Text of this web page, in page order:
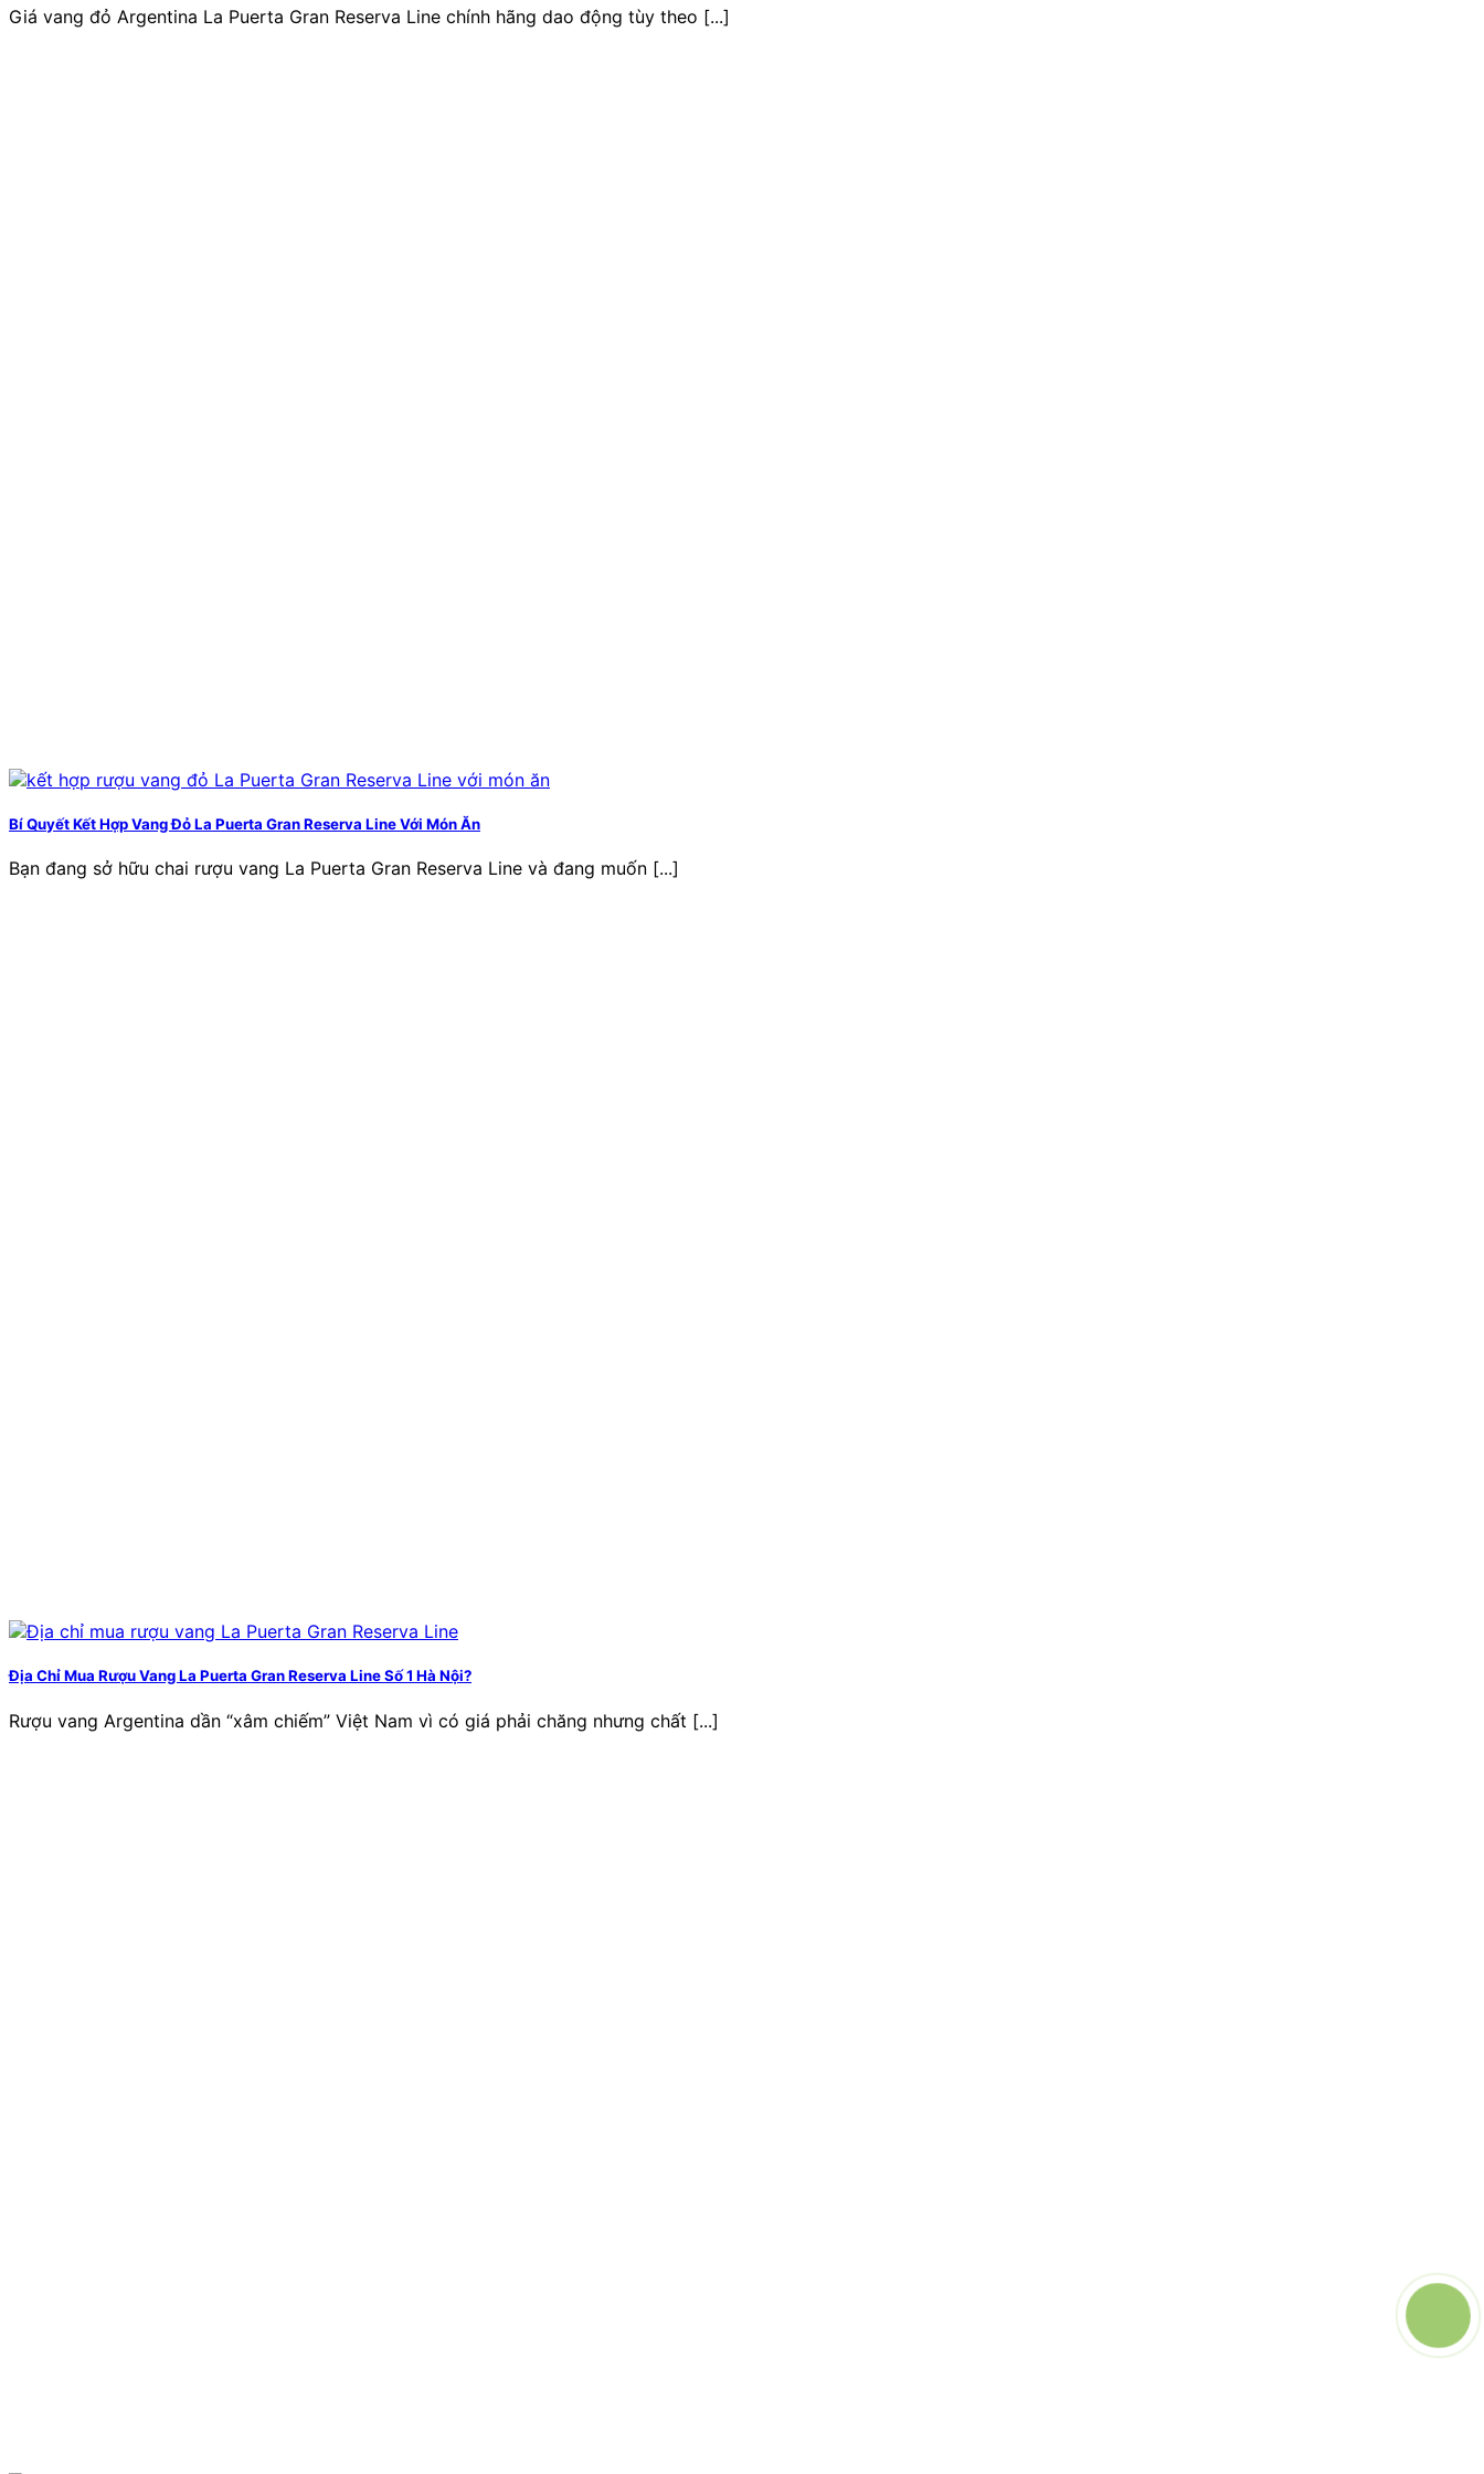
Giá vang đỏ Argentina La Puerta Gran Reserva Line chính hãng dao động tùy theo [...]
Bí Quyết Kết Hợp Vang Đỏ La Puerta Gran Reserva Line Với Món Ăn
Bạn đang sở hữu chai rượu vang La Puerta Gran Reserva Line và đang muốn [...]
Địa Chỉ Mua Rượu Vang La Puerta Gran Reserva Line Số 1 Hà Nội?
Rượu vang Argentina dần “xâm chiếm” Việt Nam vì có giá phải chăng nhưng chất [...]